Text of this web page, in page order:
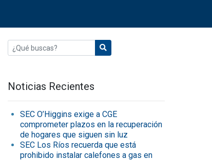
Noticias Recientes
SEC O’Higgins exige a CGE
comprometer plazos en la recuperación
de hogares que siguen sin luz
SEC Los Ríos recuerda que está
prohibido instalar calefones a gas en